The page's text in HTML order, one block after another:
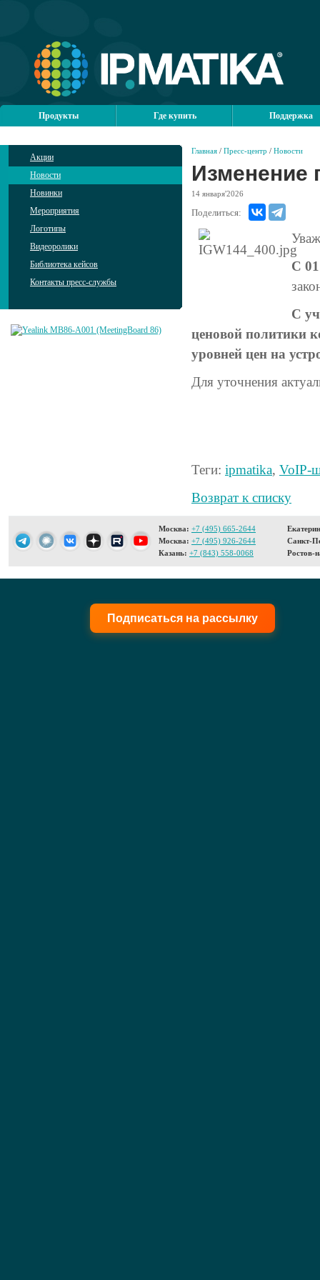
Продукты Где купить Поддержка
Акции
Новости
Новинки
Мероприятия
Логотипы
Видеоролики
Библиотека кейсов
Контакты пресс-службы
Главная / Пресс-центр / Новости
Изменение
14 января'2026
Поделиться:
С
С
ценовой политики
уровней цен на
Для уточнения
Теги: ipmatika, VoIP-
Возврат к списку
Москва: +7 (495) 665-2644
Москва: +7 (495) 926-2644
Казань: +7 (843) 558-0068
Санкт-
Ростов-
Подписаться на рассылку